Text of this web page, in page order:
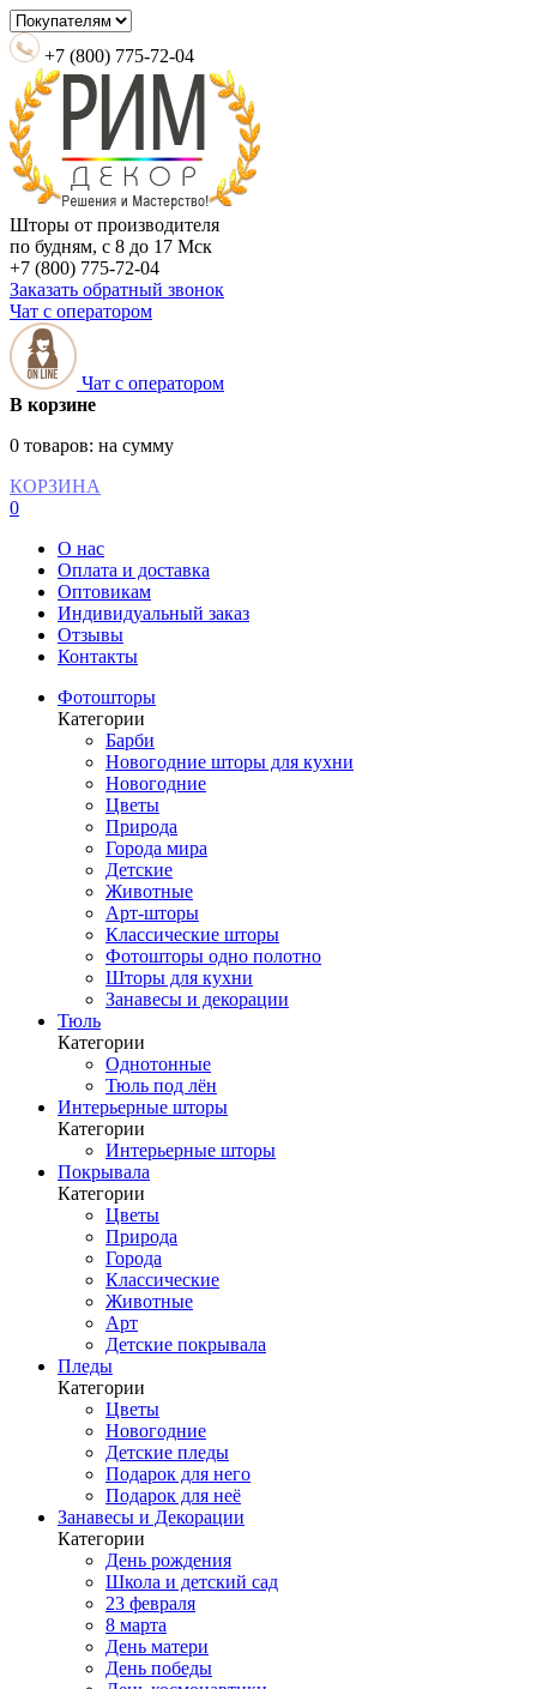
+7 (800) 775-72-04
Шторы от производителя
по будням, с 8 до 17 Мск
+7 (800) 775-72-04
Заказать обратный звонок
Чат с оператором
Чат с оператором
В корзине
0 товаров: на сумму
КОРЗИНА
0
О нас
Оплата и доставка
Оптовикам
Индивидуальный заказ
Отзывы
Контакты
Фотошторы
Категории
Барби
Новогодние шторы для кухни
Новогодние
Цветы
Природа
Города мира
Детские
Животные
Арт-шторы
Классические шторы
Фотошторы одно полотно
Шторы для кухни
Занавесы и декорации
Тюль
Категории
Однотонные
Тюль под лён
Интерьерные шторы
Категории
Интерьерные шторы
Покрывала
Категории
Цветы
Природа
Города
Классические
Животные
Арт
Детские покрывала
Пледы
Категории
Цветы
Новогодние
Детские пледы
Подарок для него
Подарок для неё
Занавесы и Декорации
Категории
День рождения
Школа и детский сад
23 февраля
8 марта
День матери
День победы